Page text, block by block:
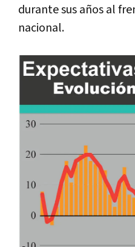
durante sus años al
nacional.